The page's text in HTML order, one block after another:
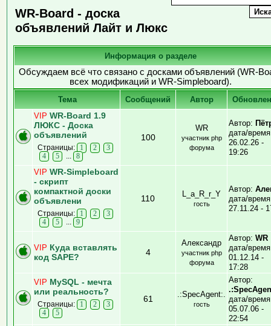
WR-Board - доска
объявлений Лайт и Люкс
Информация о разделе
Обсуждаем всё что связано с досками объявлений (WR-
всех модификаций и WR-Simpleboard).
Тема Cообщений Автор
VIP WR-Board 1.9
ЛЮКС - Доска
объявлений
Страницы: 1 2
3
4
5 8
100
WR
участник php
форума
Автор:
дата/
26.02.26 -
19:26
VIP WR-Simpleboard
- скрипт
компактной доски
объявлени
Страницы: 1 2
3
4
5 9
110 L_a_R_r_Y
гость
Автор:
дата/
27.11.24 -
VIP Куда вставлять
код SAPE?
4
Александр
участник php
форума
Автор: WR
дата/
01.12.14 -
17:28
VIP MySQL - мечта
или реальность?
Страницы: 1 2
3
4
5
61 .:SpecAgent:.
гость
Автор:
дата/
05.07.06 -
22:54